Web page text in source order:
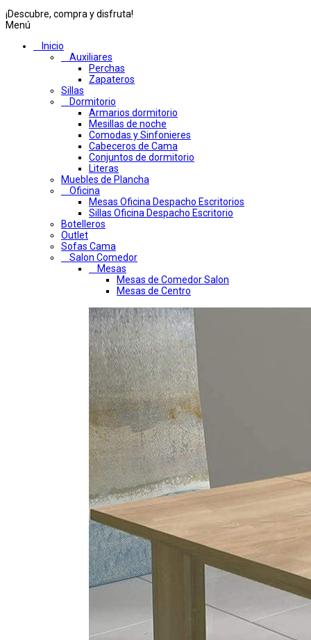
¡Descubre, compra y disfruta!
Menú
Inicio
Auxiliares
Perchas
Zapateros
Sillas
Dormitorio
Armarios dormitorio
Mesillas de noche
Comodas y Sinfonieres
Cabeceros de Cama
Conjuntos de dormitorio
Literas
Muebles de Plancha
Oficina
Mesas Oficina Despacho Escritorios
Sillas Oficina Despacho Escritorio
Botelleros
Outlet
Sofas Cama
Salon Comedor
Mesas
Mesas de Comedor Salon
Mesas de Centro